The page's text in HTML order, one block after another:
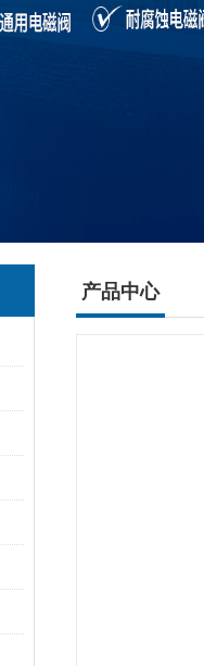
产品中心